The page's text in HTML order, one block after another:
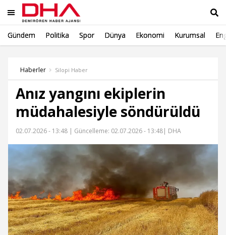
Gündem Politika Spor Dünya Ekonomi Kurumsal
Haberler Silopi Haber
Anız yangını ekiplerin
müdahalesiyle söndürüldü
02.07.2026 - 13:48 | Güncelleme: 02.07.2026 - 13:48| DHA